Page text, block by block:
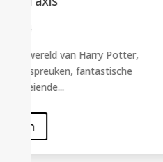
Of je nu al lang in de
op doorreis bent, de